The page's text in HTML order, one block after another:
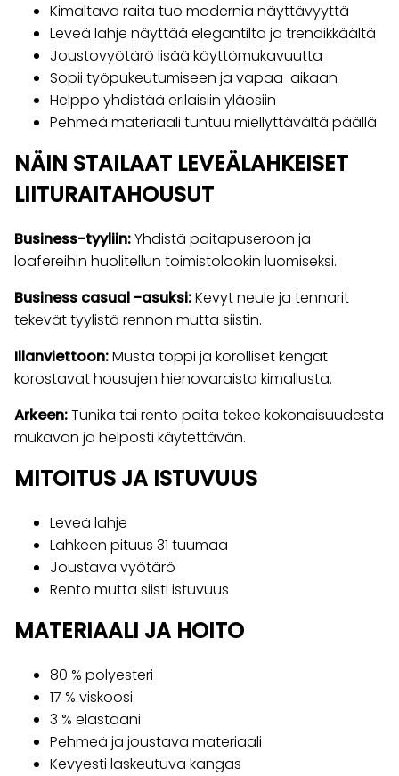
Kimaltava raita tuo modernia näyttävyyttä
Leveä lahje näyttää elegantilta ja trendikkäältä
Joustovyötärö lisää käyttömukavuutta
Sopii työpukeutumiseen ja vapaa-aikaan
Helppo yhdistää erilaisiin yläosiin
Pehmeä materiaali tuntuu miellyttävältä päällä
NÄIN STAILAAT LEVEÄLAHKEISET
LIITURAITAHOUSUT
Business-tyyliin:Yhdistä paitapuseroon ja
loafereihin huolitellun toimistolookin luomiseksi.
Business casual -asuksi:Kevyt neule ja tennarit
tekevät tyylistä rennon mutta siistin.
Illanviettoon:Musta toppi ja korolliset kengät
korostavat housujen hienovaraista kimallusta.
Arkeen:Tunika tai rento paita tekee kokonaisuudesta
mukavan ja helposti käytettävän.
MITOITUS JA ISTUVUUS
Leveä lahje
Lahkeen pituus 31 tuumaa
Joustava vyötärö
Rento mutta siisti istuvuus
MATERIAALI JA HOITO
80 % polyesteri
17 % viskoosi
3 % elastaani
Pehmeä ja joustava materiaali
Kevyesti laskeutuva kangas